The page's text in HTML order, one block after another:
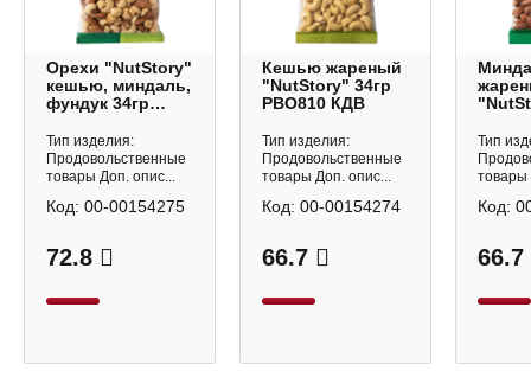
Орехи "NutStory"
кешью, миндаль,
фундук 34гр
Тип изделия:
Продовольственные
товары Доп. опис...
72.8
Код: 00-00154275
Кешью жареный
"NutStory" 34гр
РВО810 КДВ
Тип изделия:
Продовольственные
товары Доп. опис...
66.7
Код: 00-00154274
Тип
товары
66.7
Код: